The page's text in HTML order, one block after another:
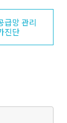
급망 관리
진단